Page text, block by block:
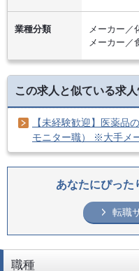
業種分類
メーカー／
メーカー／
この求人と似ている求
【未経験歓迎】医薬品
モニター職） ※⼤⼿メ
あなたにぴった
転職
職種